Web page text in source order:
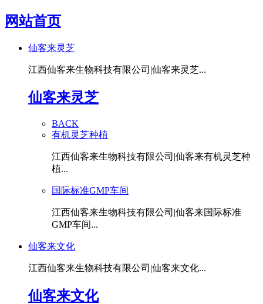
网站首页
仙客来灵芝
江西仙客来生物科技有限公司|仙客来灵芝...
仙客来灵芝
BACK
有机灵芝种植
江西仙客来生物科技有限公司|仙客来有机灵芝种
植...
国际标准GMP车间
江西仙客来生物科技有限公司|仙客来国际标准
GMP车间...
仙客来文化
江西仙客来生物科技有限公司|仙客来文化...
仙客来文化